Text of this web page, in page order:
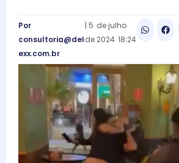
Por
consultoria@del
exx.com.br
| 5 dejulho
de 2024 18:24